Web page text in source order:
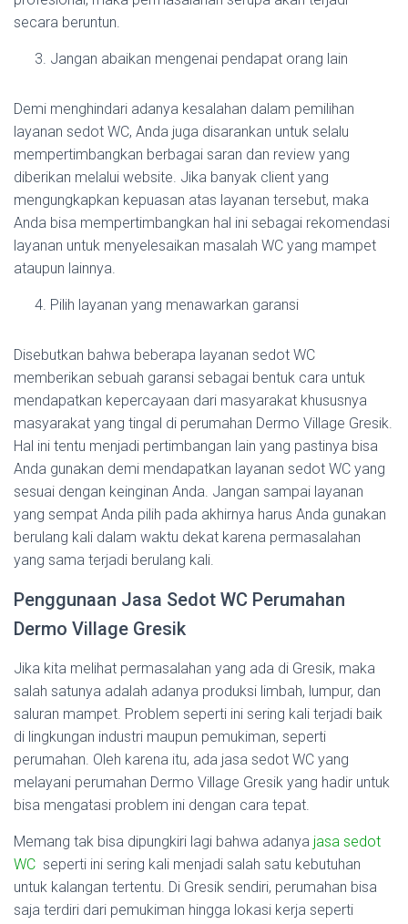
secara beruntun.
Jangan abaikan mengenai pendapat orang lain
Demi menghindari adanya kesalahan dalam pemilihan
layanan sedot WC, Anda juga disarankan untuk selalu
mempertimbangkan berbagai saran dan review yang
diberikan melalui website. Jika banyak client yang
mengungkapkan kepuasan atas layanan tersebut, maka
Anda bisa mempertimbangkan hal ini sebagai rekomendasi
layanan untuk menyelesaikan masalah WC yang mampet
ataupun lainnya.
Pilih layanan yang menawarkan garansi
Disebutkan bahwa beberapa layanan sedot WC
memberikan sebuah garansi sebagai bentuk cara untuk
mendapatkan kepercayaan dari masyarakat khususnya
masyarakat yang tingal di perumahan Dermo Village Gresik.
Hal ini tentu menjadi pertimbangan lain yang pastinya bisa
Anda gunakan demi mendapatkan layanan sedot WC yang
sesuai dengan keinginan Anda. Jangan sampai layanan
yang sempat Anda pilih pada akhirnya harus Anda gunakan
berulang kali dalam waktu dekat karena permasalahan
yang sama terjadi berulang kali.
Penggunaan Jasa Sedot WC Perumahan
Dermo Village Gresik
Jika kita melihat permasalahan yang ada di Gresik, maka
salah satunya adalah adanya produksi limbah, lumpur, dan
saluran mampet. Problem seperti ini sering kali terjadi baik
di lingkungan industri maupun pemukiman, seperti
perumahan. Oleh karena itu, ada jasa sedot WC yang
melayani perumahan Dermo Village Gresik yang hadir untuk
bisa mengatasi problem ini dengan cara tepat.
Memang tak bisa dipungkiri lagi bahwa adanya jasa sedot
WC seperti ini sering kali menjadi salah satu kebutuhan
untuk kalangan tertentu. Di Gresik sendiri, perumahan bisa
saja terdiri dari pemukiman hingga lokasi kerja seperti